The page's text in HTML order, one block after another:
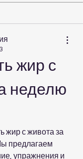
жир с
неделю
жир с живота за
предлагаем
упражнения и